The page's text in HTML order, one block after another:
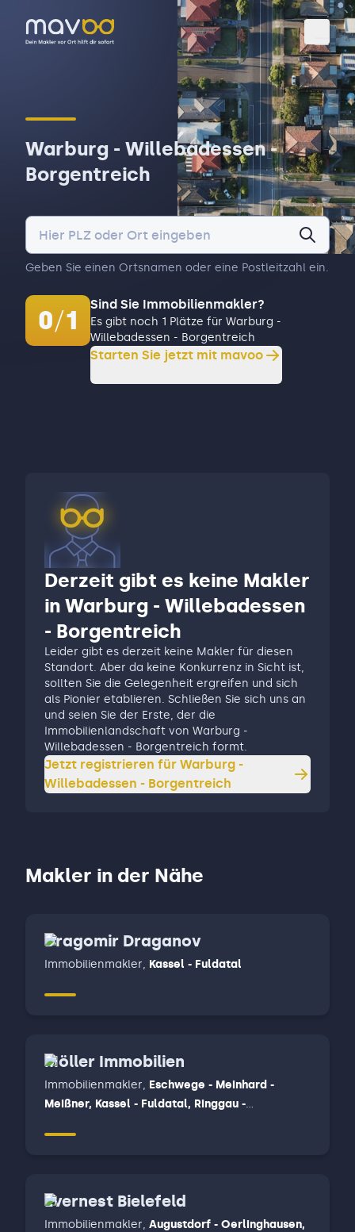
Warburg - Willebadessen -
Borgentreich
Geben Sie einen Ortsnamen oder eine Postleitzahl ein.
0/1
Sind Sie Immobilienmakler?
Es gibt noch 1 Plätze für Warburg -
Willebadessen - Borgentreich
Starten Sie jetzt mit mavoo
Derzeit gibt es keine Makler
in Warburg - Willebadessen
- Borgentreich
Leider gibt es derzeit keine Makler für diesen
Standort. Aber da keine Konkurrenz in Sicht ist,
sollten Sie die Gelegenheit ergreifen und sich
als Pionier etablieren. Schließen Sie sich uns an
und seien Sie der Erste, der die
Immobilienlandschaft von Warburg -
Willebadessen - Borgentreich formt.
Jetzt registrieren für Warburg -
Willebadessen - Borgentreich
Makler in der Nähe
Dragomir Draganov
Immobilienmakler, Kassel - Fuldatal
Möller Immobilien
Immobilienmakler, Eschwege - Meinhard -
Meißner, Kassel - Fuldatal, Ringgau -
Evernest Bielefeld
Immobilienmakler, Augustdorf - Oerlinghausen,